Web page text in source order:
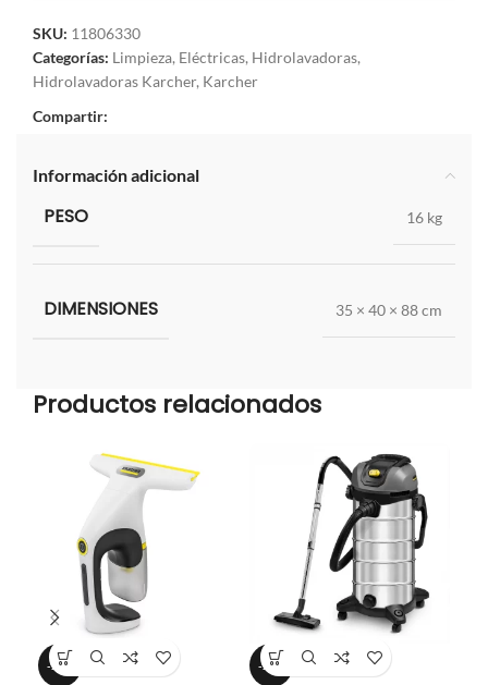
SKU: 11806330
Categorías: Limpieza, Eléctricas, Hidrolavadoras,
Hidrolavadoras Karcher, Karcher
Compartir:
Información adicional
PESO 16 kg
DIMENSIONES 35 × 40 × 88 cm
Productos relacionados
-20% -22%